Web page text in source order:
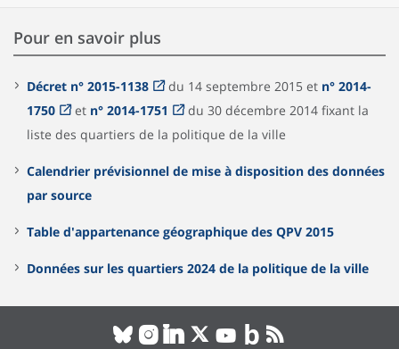
Pour en savoir plus
Décret n° 2015-1138 du 14 septembre 2015 et n° 2014-
1750
et n° 2014-1751
du 30 décembre 2014 fixant la
liste des quartiers de la politique de la ville
Calendrier prévisionnel de mise à disposition des données
par source
Table d'appartenance géographique des QPV 2015
Données sur les quartiers 2024 de la politique de la ville